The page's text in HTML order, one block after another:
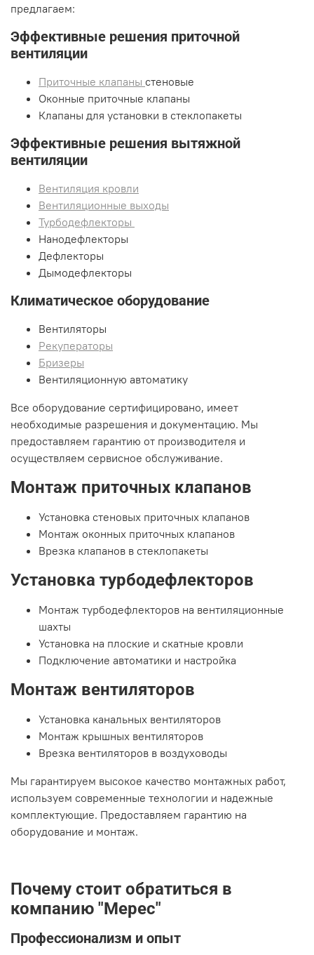
предлагаем:
Эффективные решения приточной
вентиляции
Приточные клапаны стеновые
Оконные приточные клапаны
Клапаны для установки в стеклопакеты
Эффективные решения вытяжной
вентиляции
Вентиляция кровли
Вентиляционные выходы
Турбодефлекторы
Нанодефлекторы
Дефлекторы
Дымодефлекторы
Климатическое оборудование
Вентиляторы
Рекуператоры
Бризеры
Вентиляционную автоматику
Все оборудование сертифицировано, имеет
необходимые разрешения и документацию. Мы
предоставляем гарантию от производителя и
осуществляем сервисное обслуживание.
Монтаж приточных клапанов
Установка стеновых приточных клапанов
Монтаж оконных приточных клапанов
Врезка клапанов в стеклопакеты
Установка турбодефлекторов
Монтаж турбодефлекторов на вентиляционные
шахты
Установка на плоские и скатные кровли
Подключение автоматики и настройка
Монтаж вентиляторов
Установка канальных вентиляторов
Монтаж крышных вентиляторов
Врезка вентиляторов в воздуховоды
Мы гарантируем высокое качество монтажных работ,
используем современные технологии и надежные
комплектующие. Предоставляем гарантию на
оборудование и монтаж.
Почему стоит обратиться в
компанию "Мерес"
Профессионализм и опыт